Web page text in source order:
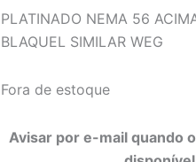
PLATINADO NEMA 56
BLAQUEL SIMILAR WEG
Fora de estoque
Avisar por e-mail quando